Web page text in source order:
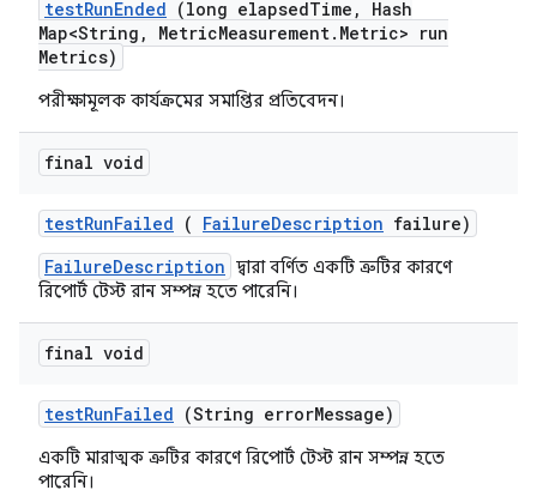
testRunEnded (long elapsedTime ,
Hash
Map<String , MetricMeasurement. Metric> run
Metrics)
পরীক্ষামূলক কার্যক্রমের সমাপ্তির প্রতিবেদন।
final void
testRunFailed ( FailureDescription failure)
FailureDescription দ্বারা বর্ণিত একটি ত্রুটির কারণে
রিপোর্ট টেস্ট রান সম্পন্ন হতে পারেনি।
final void
testRunFailed (String errorMessage)
একটি মারাত্মক ত্রুটির কারণে রিপোর্ট টেস্ট রান সম্পন্ন হতে
পারেনি।